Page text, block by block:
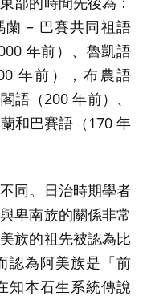
蘭 – 巴賽共同祖語
年前）、魯凱語
年前），布農語
語（200 年前）、
和巴賽語（170 年
同。日治時期學者
卑南族的關係非常
族的祖先被認為比
認為阿美族是「前
知本石生系統傳說